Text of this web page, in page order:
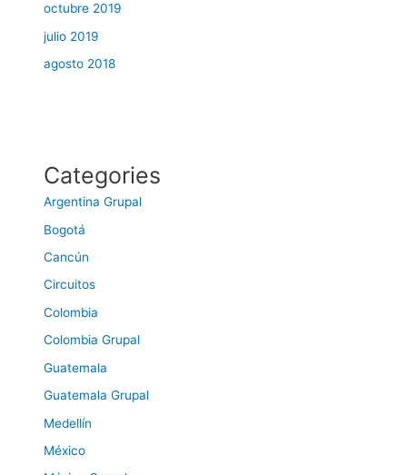
octubre 2019
julio 2019
agosto 2018
Categories
Argentina Grupal
Bogotá
Cancún
Circuitos
Colombia
Colombia Grupal
Guatemala
Guatemala Grupal
Medellín
México